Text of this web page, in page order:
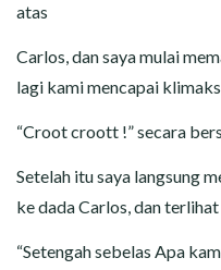
atas
Carlos, dan saya mulai
lagi kami mencapai klimaks
“Croot croott !” secara
Setelah itu saya langsung
ke dada Carlos, dan
“Setengah sebelas Apa